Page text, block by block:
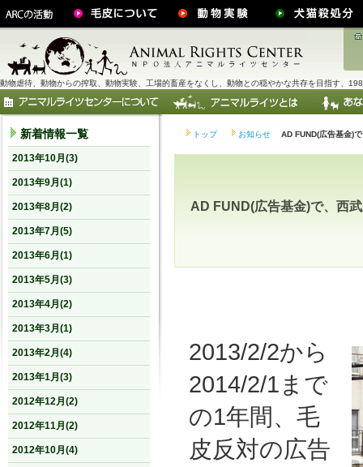
動物虐待、動物からの搾取、動物実験、工場的畜産をなくし、動物との穏やかな共存を目指す、
トップ お知らせ AD FUND(広告基金)
AD FUND(広告基金)で、西
2013/2/2から
2014/2/1まで
の1年間、毛
皮反対の広告
新着情報一覧
2013年10月(3)
2013年9月(1)
2013年8月(2)
2013年7月(5)
2013年6月(1)
2013年5月(3)
2013年4月(2)
2013年3月(1)
2013年2月(4)
2013年1月(3)
2012年12月(2)
2012年11月(2)
2012年10月(4)